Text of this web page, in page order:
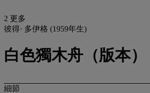
2 更多
彼得· 多伊格 (1959年生)
白色獨木舟（版本）
細節